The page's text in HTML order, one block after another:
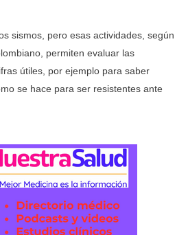
sismos, pero esas actividades, según
permiten evaluar las
útiles, por ejemplo para saber
se hace para ser resistentes ante